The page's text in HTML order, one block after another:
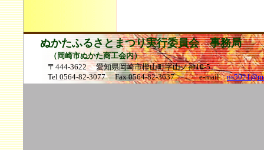
ぬかたふるさとまつり実行委員会 事務局
（岡崎市ぬかた商工会内）
〒444-3622
愛知県岡崎市樫山町字山ノ神10-5
Tel 0564-82-3077 Fax 0564-82-3637 e-mail